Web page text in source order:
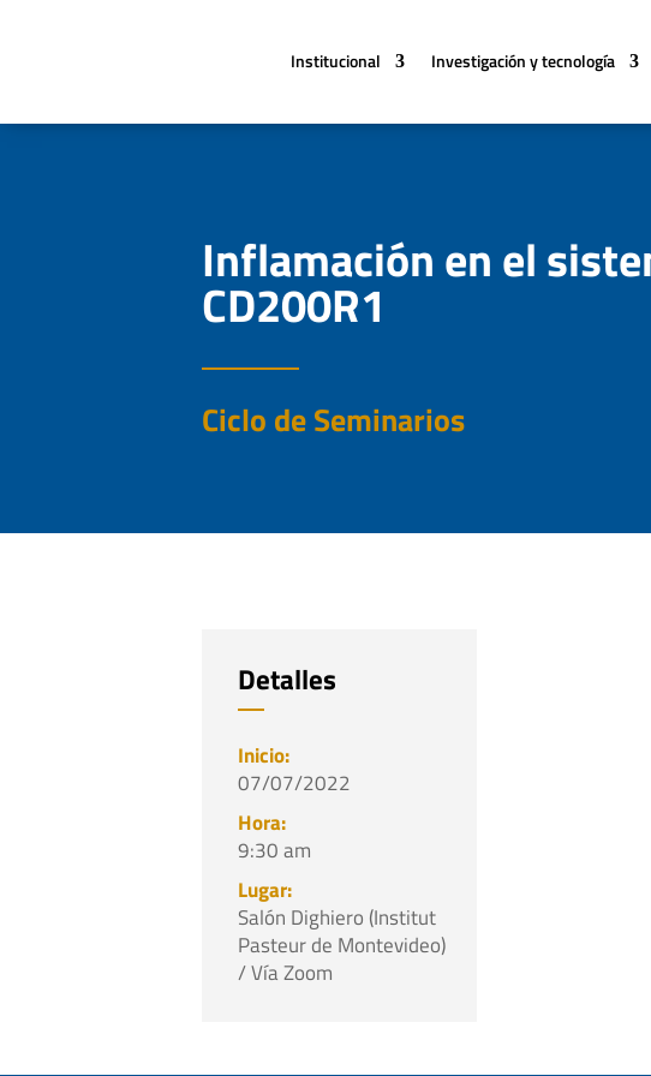
Institucional Investigación y tecnología
Inflamación en el
CD200R1
Ciclo de Seminarios
Detalles
07/07/2022
9:30 am
Salón Dighiero (Institut
Pasteur de Montevideo)
/ Vía Zoom